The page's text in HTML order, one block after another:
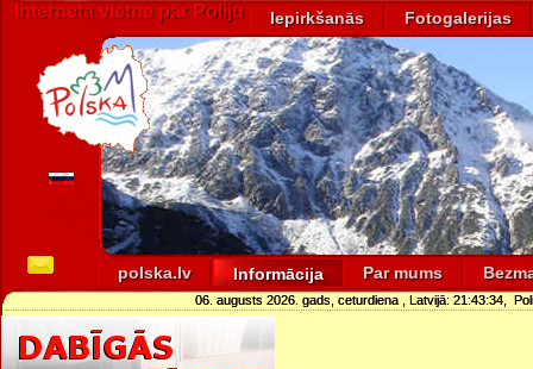
Interneta vietne par Poliju Iepirkšanās Fotogalerijas
polska.lv Informācija Par mums
06. augusts 2026. gads, ceturdiena , Latvijā: 21:43:35 ,